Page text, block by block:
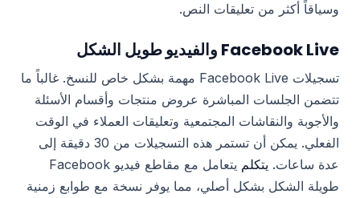
وسياقاً أكثر من تعليقات النص.
Facebook Live والفيديو طويل الشكل
تسجيلات Facebook Live مهمة بشكل خاص للنسخ. غالباً ما
تتضمن الجلسات المباشرة عروض منتجات وأقسام الأسئلة
والأجوبة والنقاشات المجتمعية وتعليقات العملاء في الوقت
الفعلي. يمكن أن تستمر هذه التسجيلات من 30 دقيقة إلى
عدة ساعات. يتكلم
يتعامل مع مقاطع فيديو Facebook
طويلة الشكل بشكل أصلي، مما يوفر نسخة مع طوابع زمنية